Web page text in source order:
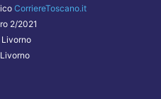
CorriereToscano.it
2/2021
Livorno